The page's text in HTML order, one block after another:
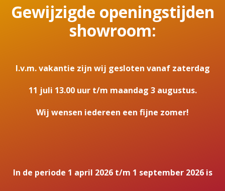
Gewijzigde openingstijden
showroom:
I.v.m. vakantie zijn wij gesloten vanaf zaterdag
11 juli 13.00 uur t/m maandag 3 augustus.
Wij wensen iedereen een fijne zomer!
In de periode 1 april 2026 t/m 1 september 2026 is